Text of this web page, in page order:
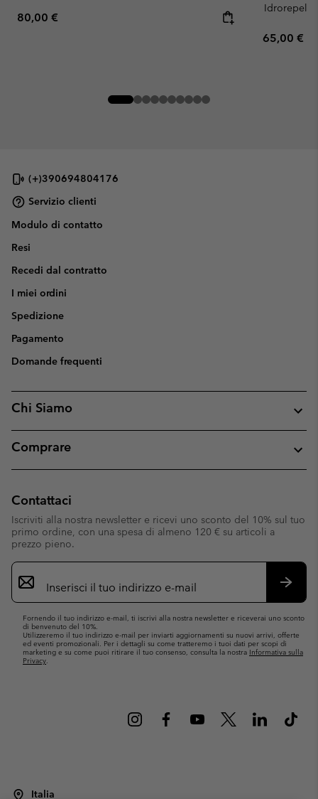
Regular price:
80,00 €
Regular
65,00 €
(+)390694804176
Servizio clienti
Modulo di contatto
Resi
Recedi dal contratto
I miei ordini
Spedizione
Pagamento
Domande frequenti
Chi Siamo
Comprare
Contattaci
Iscriviti alla nostra newsletter e ricevi uno sconto del 10% sul tuo
primo ordine, con una spesa di almeno 120 € su articoli a
prezzo pieno.
Iscrizione
e-
mail
Fornendo il tuo indirizzo e-mail, ti iscrivi alla nostra newsletter e riceverai uno sconto
di benvenuto del 10%.
Utilizzeremo il tuo indirizzo e-mail per inviarti aggiornamenti su nuovi arrivi, offerte
ed eventi promozionali. Per i dettagli su come tratteremo i tuoi dati per scopi di
marketing e su come puoi ritirare il tuo consenso, consulta la nostra Informativa sulla
Privacy.
Italia